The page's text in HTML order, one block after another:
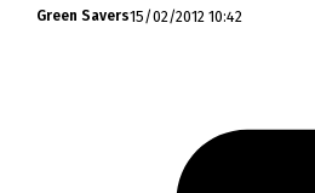
Green Savers15/02/2012 10:42